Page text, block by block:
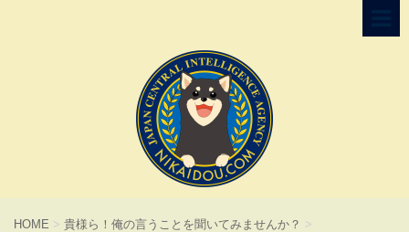
HOME > 貴様ら！俺の言うことを聞いてみませんか？ >